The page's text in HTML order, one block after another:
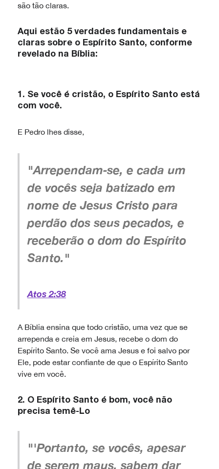
são tão claras.
Aqui estão 5 verdades fundamentais e
claras sobre o Espírito Santo, conforme
revelado na Bíblia:
1. Se você é cristão, o Espírito Santo está
com você.
E Pedro lhes disse,
"Arrependam‑se, e cada um
de vocês seja batizado em
nome de Jesus Cristo para
perdão dos seus pecados, e
receberão o dom do Espírito
Santo."
Atos 2:38
A Bíblia ensina que todo cristão, uma vez que se
arrependa e creia em Jesus, recebe o dom do
Espírito Santo. Se você ama Jesus e foi salvo por
Ele, pode estar confiante de que o Espírito Santo
vive em você.
2. O Espírito Santo é bom, você não
precisa temê-Lo
"'Portanto, se vocês, apesar
de serem maus, sabem dar